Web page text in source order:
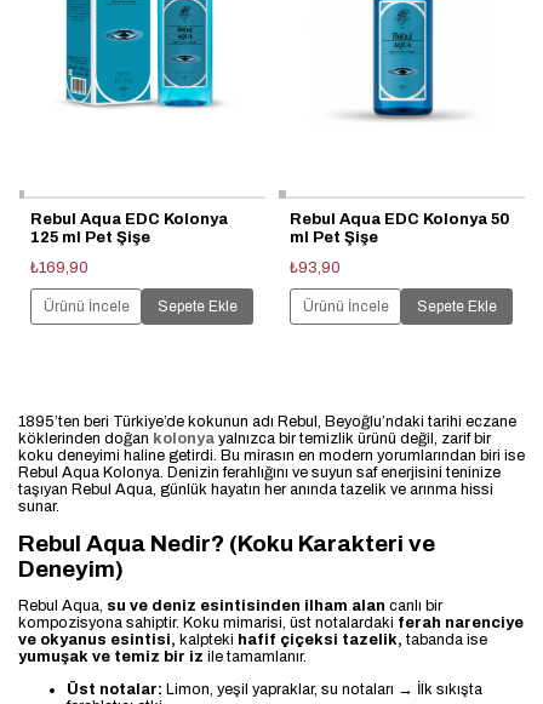
Rebul Aqua EDC Kolonya
125 ml Pet Şişe
₺169,90
Ürünü İncele Sepete Ekle
Rebul Aqua EDC Kolonya 50
ml Pet Şişe
₺93,90
Ürünü İncele Sepete Ekle
1895’ten beri Türkiye’de kokunun adı Rebul, Beyoğlu’ndaki tarihi eczane
köklerinden doğan kolonya yalnızca bir temizlik ürünü değil, zarif bir
koku deneyimi haline getirdi. Bu mirasın en modern yorumlarından biri ise
Rebul Aqua Kolonya. Denizin ferahlığını ve suyun saf enerjisini teninize
taşıyan Rebul Aqua, günlük hayatın her anında tazelik ve arınma hissi
sunar.
Rebul Aqua Nedir? (Koku Karakteri ve
Deneyim)
Rebul Aqua, su ve deniz esintisinden ilham alan canlı bir
kompozisyona sahiptir. Koku mimarisi, üst notalardaki ferah narenciye
ve okyanus esintisi, kalpteki hafif çiçeksi tazelik, tabanda ise
yumuşak ve temiz bir iz ile tamamlanır.
Üst notalar: Limon, yeşil yapraklar, su notaları → İlk sıkışta